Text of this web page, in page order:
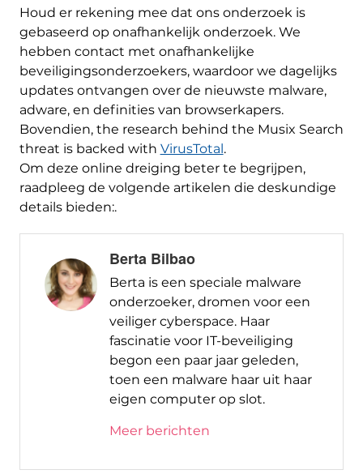
Houd er rekening mee dat ons onderzoek is
gebaseerd op onafhankelijk onderzoek. We
hebben contact met onafhankelijke
beveiligingsonderzoekers, waardoor we dagelijks
updates ontvangen over de nieuwste malware,
adware, en definities van browserkapers.
Bovendien, the research behind the Musix Search
threat is backed with VirusTotal.
Om deze online dreiging beter te begrijpen,
raadpleeg de volgende artikelen die deskundige
details bieden:.
Berta Bilbao
Berta is een speciale malware
onderzoeker, dromen voor een
veiliger cyberspace. Haar
fascinatie voor IT-beveiliging
begon een paar jaar geleden,
toen een malware haar uit haar
eigen computer op slot.
Meer berichten